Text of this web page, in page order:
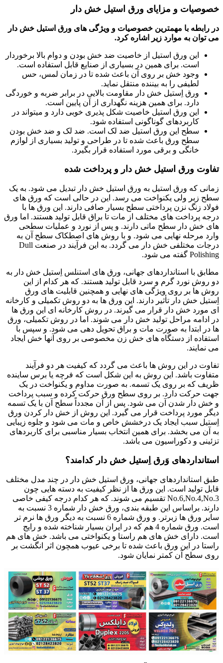
خصوصیات و مزایای ورق استیل خش دار
در رابطه با مهمترین خصوصیات و ویژگی های ورق استیل خش دار
می توان به موارد زیر اشاره کرد.
این ورق استیل از خاصیت ضد خش بودن و دوام بالا برخوردار
است. برای همین در بسیاری از صنایع قابل استفاده است.
وجود خش بر روی آن باعث شده تا در زمان لمس، حس
لطیفی را به بیننده منتقل نماید.
ورق اِستیل خش دار مقاومت بالایی در برابر ضربه و خوردگی
دارد. برای همین هزینه نگهداری از آن پایین است.
این ورق استیل خاصیت شکل پذیری خوبی دارد و میتواند در
کاربردهای گوناگونی استفاده شود.
سطح این ورق استیل ضد لک است. ضد لک و ضد خش بودن
سطح ورق باعث شده تا در طراحی و تولید بسیاری از لوازم
خانگی و برقی مورد استفاده قرار بگیرد.
تفاوت ورق استیل خش دار و پرداخت شده
زمانی که ورق استیل به ورق استیل خش دار تبدیل می شود. به یک
سطح زبر ولی یکنواخت می رسد. این در حالی است که ورق های
فولاد زنگ نزن پرداختی سطح بسیار صافی دارند. این ورق ها با
درجه پرداخت های مختلف از مات تا براق قابل تولید هستند. اما ورق
های خش دار سطح ماتی دارند. و پس از نورد و عملیات سطحی
وارد مرحله نهایی می شود. و با روش های اصطکاک سطح آن به
درجات مختلفی خش دار می گردد. به این فرآیند در صنعت Dull
Polishing گفته می شود.
مطابق با استانداردهای جهانی، ورق های استنلس اِستیل خش دار به
دو روش نورد گرم و سرد قابل تولید هستند. که هر کدام از این
روش ها بر روی ویژگی های نهایی و همچنین قابلیت های ورق
اِستیل خش دار تأثیر دارند. این ورق ها به دو روش تکمیلی و کارخانه
ای مورد خش دار قرار می گیرند. در روش کارخانه ای این ورق ها
در ادامه مراحل تولید خش دار می شوند. اما در روش تکمیلی، ورق
ها در ابتدا به صورت مات و براق تحویل دهی می شود. و سپس با
استفاده از دستگاه های خش زن مخصوصی بر روی آنها خش ایجاد
می نمایند.
تفاوت در این روش ها باعث می گردد که کیفیت هر دو فرآیند
متفاوت باشد. این روش به این شکل است که فرچه یا برس ساینده
ظریف که بر روی یک تسمه. به صورت مداوم و یکنواخت در یک
جهت حرکت دارد. بر روی سطح ورق حرکت کرده و سبب پرداخت
و خش دار شدن آن می شود. پس از آن مجدداً سطح آن با یک تسمه
دیگر مورد پرداخت قرار می گیرد. این روش از خش دار کردن ورق
اِستیل سبب ایجاد یک درخشش خاص و مات می شود و جلوه زیبایی
به آن می بخشد. برای همین انتخاب بسیار مناسبی برای کاربردهای
تزئینی و دکوراسیون می باشد.
استانداردهای وَرق اِستیل خش دار کدامند؟
طبق استانداردهای جهانی، ورق استیل خش دار در چند مدل مختلف
قابل تولید است. این ورق ها از نظر کیفیت به دسته هایی چون
No.6,No.4,No.3 تقسیم می شوند. که هر کدام درجه کیفی خاصی
دارند. براساس این طبقه بندی، ورق خش دار شماره 3 نسبت به
سایر ورق ها زبرتر. و ورق شماره 6 نسبت به دیگر ورق ها نرم تر
است. ورق شماره 4 هم که در ایران بسیار شناخته شده و رایج
است. دارای خش های هم راستا و یکنواختی می باشد. خش های هم
راستا در این ورق باعث شده تا برخی عیوب همچون اثر انگشت بر
روی سطح آن کمتر نمایان شود.